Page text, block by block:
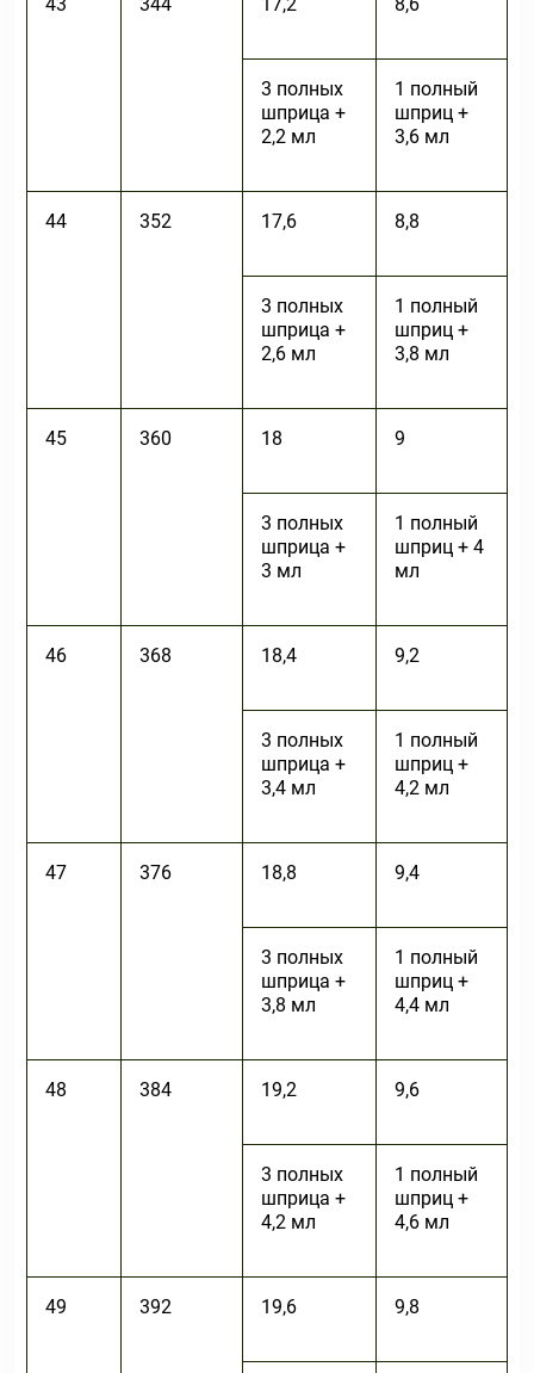
3 полных
шприца +
2,2 мл
1 полный
шприц +
3,6 мл
44 352 17,6 8,8
3 полных
шприца +
2,6 мл
1 полный
шприц +
3,8 мл
45 360 18 9
3 полных
шприца +
3 мл
1 полный
шприц + 4
мл
46 368 18,4 9,2
3 полных
шприца +
3,4 мл
1 полный
шприц +
4,2 мл
47 376 18,8 9,4
3 полных
шприца +
3,8 мл
1 полный
шприц +
4,4 мл
48 384 19,2 9,6
3 полных
шприца +
4,2 мл
1 полный
шприц +
4,6 мл
49 392 19,6 9,8